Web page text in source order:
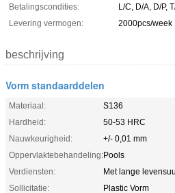
Betalingscondities:
L/C, D/A, D/P,
Levering vermogen:
2000pcs/week
beschrijving
Vorm standaarddelen
Materiaal:
S136
Hardheid:
50-53 HRC
Nauwkeurigheid:
+/- 0,01 mm
Oppervlaktebehandeling:Pools
Verdiensten:
Met lange
Sollicitatie:
Plastic Vorm